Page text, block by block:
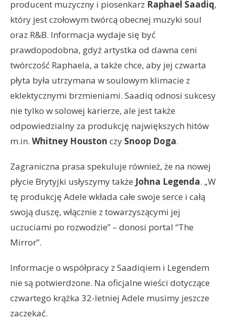
producent muzyczny i piosenkarz Raphael Saadiq,
który jest czołowym twórcą obecnej muzyki soul
oraz R&B. Informacja wydaje się być
prawdopodobna, gdyż artystka od dawna ceni
twórczość Raphaela, a także chce, aby jej czwarta
płyta była utrzymana w soulowym klimacie z
eklektycznymi brzmieniami. Saadiq odnosi sukcesy
nie tylko w solowej karierze, ale jest także
odpowiedzialny za produkcję największych hitów
m.in. Whitney Houston czy Snoop Doga.
Zagraniczna prasa spekuluje również, że na nowej
płycie Brytyjki usłyszymy także Johna Legenda. „W
tę produkcję Adele wkłada całe swoje serce i całą
swoją duszę, włącznie z towarzyszącymi jej
uczuciami po rozwodzie” – donosi portal “The
Mirror”.
Informacje o współpracy z Saadiqiem i Legendem
nie są potwierdzone. Na oficjalne wieści dotyczące
czwartego krążka 32-letniej Adele musimy jeszcze
zaczekać.